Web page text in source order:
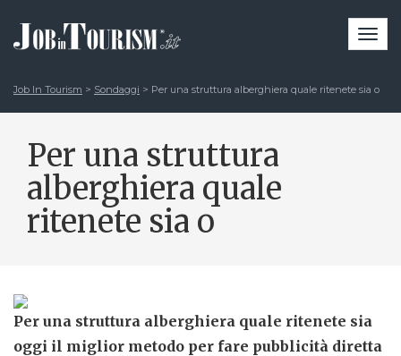
Job In Tourism > Sondaggi > Per una struttura alberghiera quale ritenete sia o
Per una struttura
alberghiera quale
ritenete sia o
Per una struttura alberghiera quale ritenete sia
oggi il miglior metodo per fare pubblicità diretta